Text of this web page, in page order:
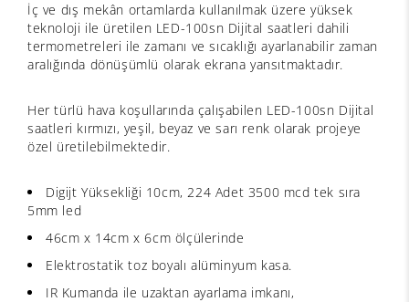
İç ve dış mekân ortamlarda kullanılmak üzere yüksek
teknoloji ile üretilen LED-100sn Dijital saatleri dahili
termometreleri ile zamanı ve sıcaklığı ayarlanabilir zaman
aralığında dönüşümlü olarak ekrana yansıtmaktadır.
Her türlü hava koşullarında çalışabilen LED-100sn Dijital
saatleri kırmızı, yeşil, beyaz ve sarı renk olarak projeye
özel üretilebilmektedir.
Digijt Yüksekliği 10cm, 224 Adet 3500 mcd tek sıra
5mm led
46cm x 14cm x 6cm ölçülerinde
Elektrostatik toz boyalı alüminyum kasa.
IR Kumanda ile uzaktan ayarlama imkanı,